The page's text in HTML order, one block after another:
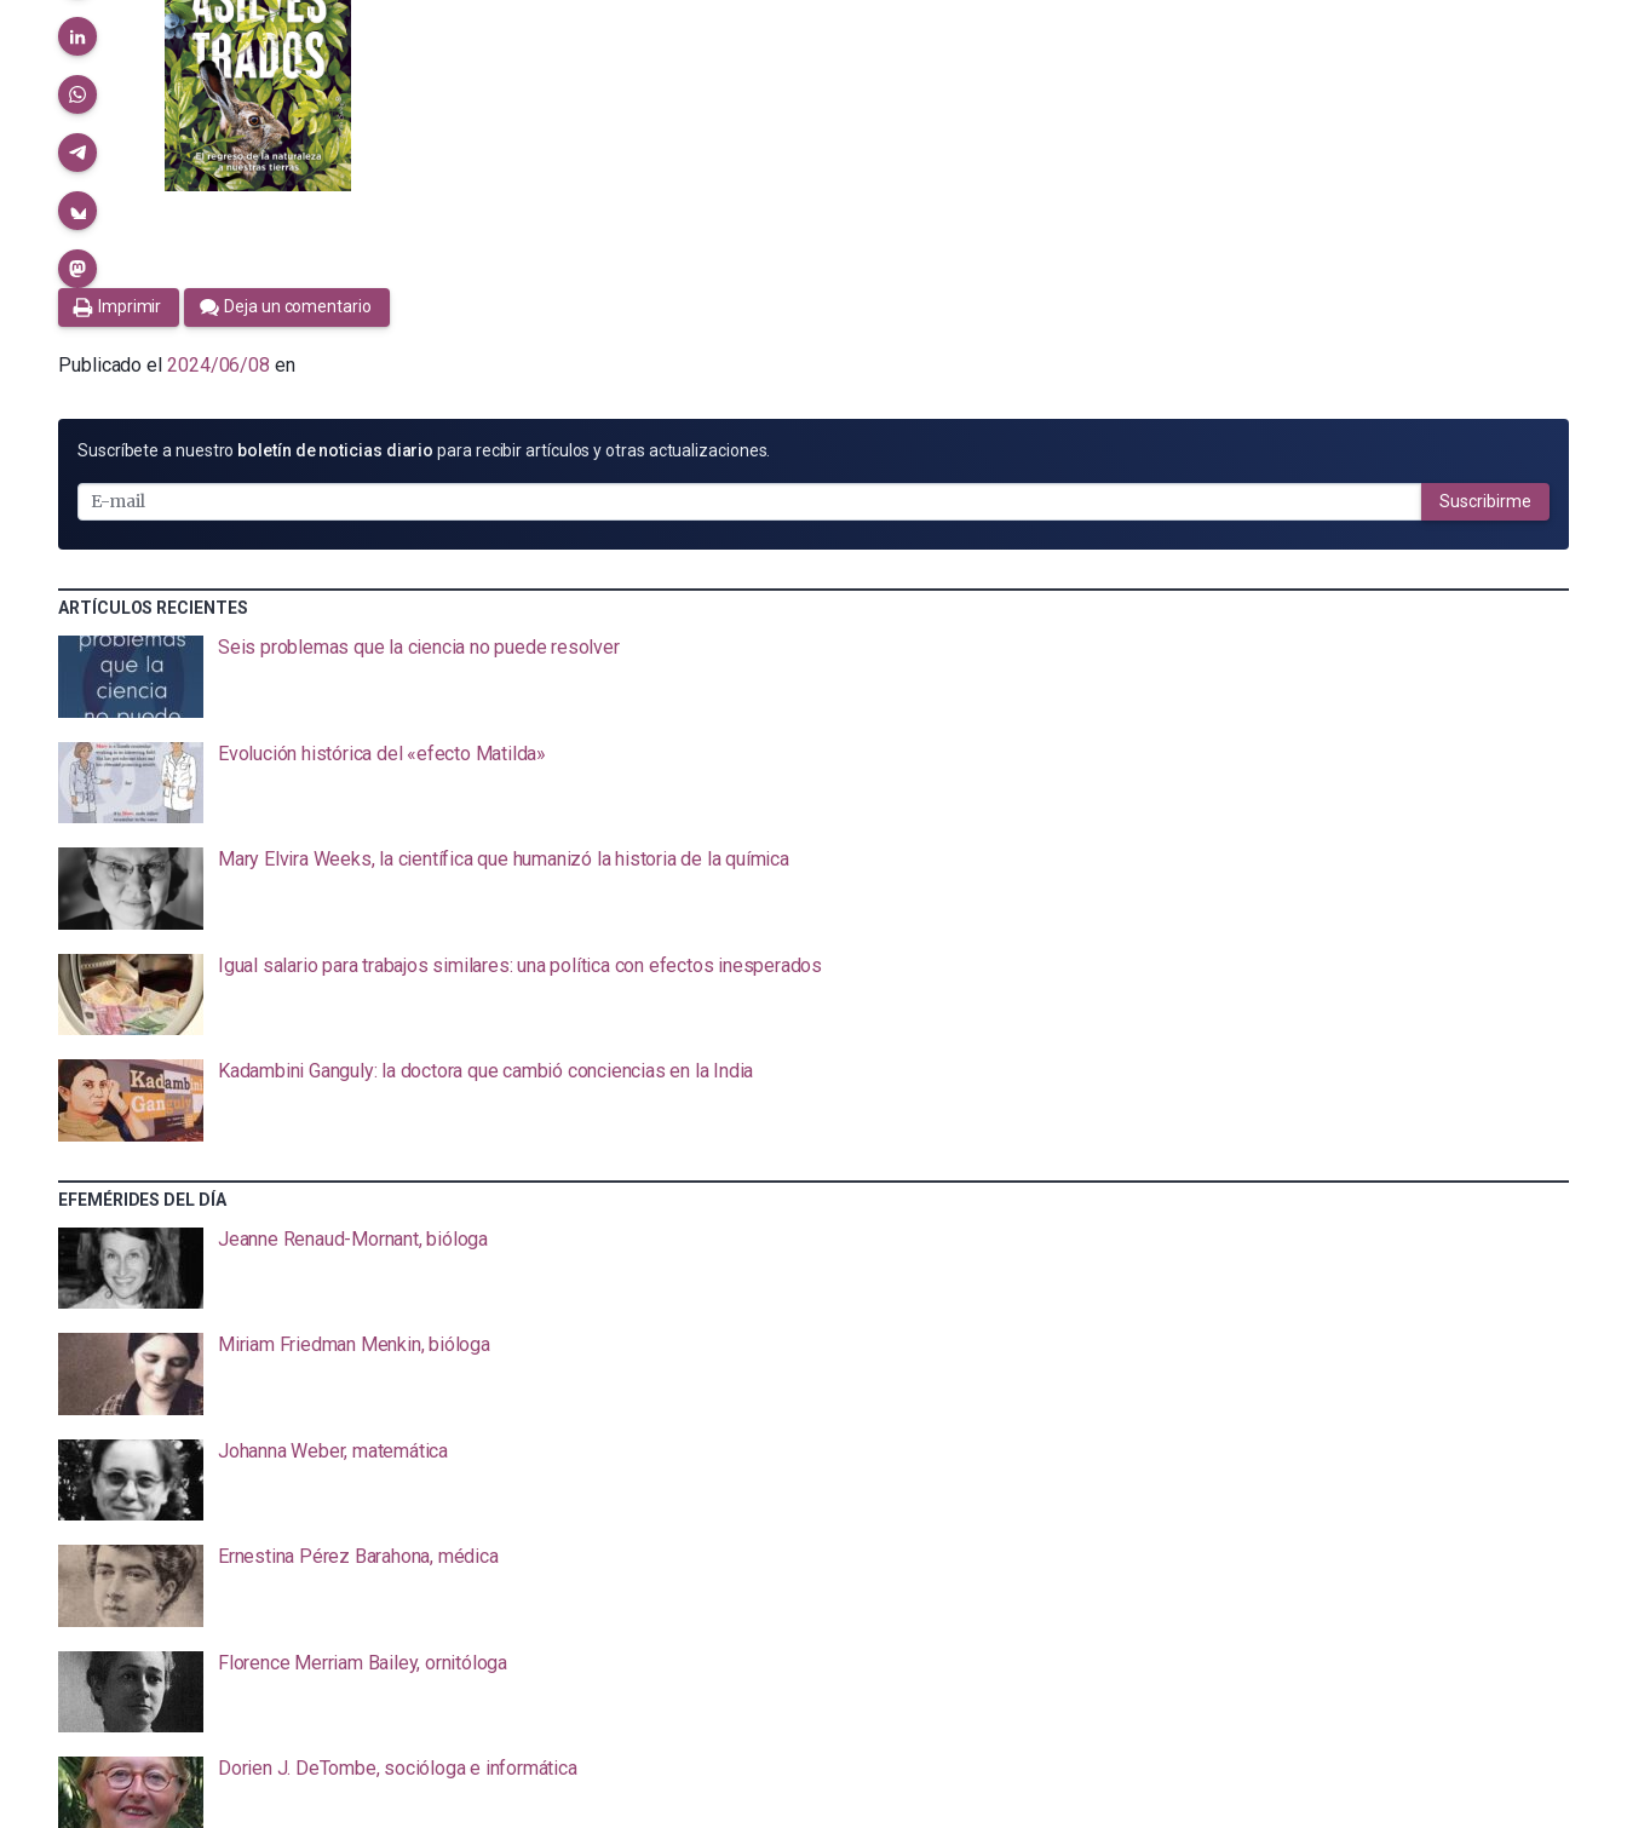
Imprimir Deja un comentario
Publicado el 2024/06/08 en
SUSCRÍBETE
E-
MAIL
Suscríbete a nuestro boletín de noticias diario para recibir artículos y otras actualizaciones.
Suscribirme
ARTÍCULOS RECIENTES
Seis problemas que la ciencia no puede resolver
Evolución histórica del «efecto Matilda»
Mary Elvira Weeks, la científica que humanizó la historia de la química
Igual salario para trabajos similares: una política con efectos inesperados
Kadambini Ganguly: la doctora que cambió conciencias en la India
EFEMÉRIDES DEL DÍA
Jeanne Renaud-Mornant, bióloga
Miriam Friedman Menkin, bióloga
Johanna Weber, matemática
Ernestina Pérez Barahona, médica
Florence Merriam Bailey, ornitóloga
Dorien J. DeTombe, socióloga e informática